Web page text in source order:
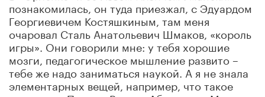
познакомилась, он туда приезжал, с Эдуардом
Георгиевичем Костяшкиным, там меня
очаровал Сталь Анатольевич Шмаков, «король
игры». Они говорили мне: у тебя хорошие
мозги, педагогическое мышление развито –
тебе же надо заниматься наукой. А я не знала
элементарных вещей, например, что такое